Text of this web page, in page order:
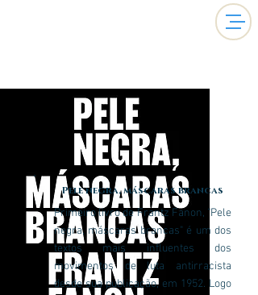
Pele negra, máscaras brancas
Primeiro livro de Frantz Fanon, "Pele
negra, máscaras brancas" é um dos
textos mais influentes dos
movimentos de luta antirracista
desde sua publicação, em 1952. Logo